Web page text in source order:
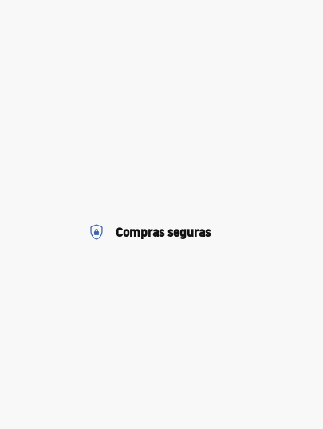
Compras seguras